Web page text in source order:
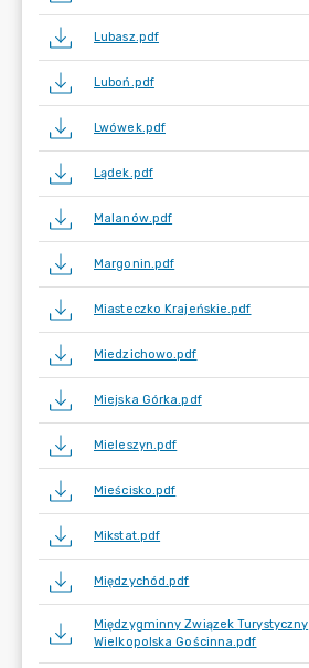
Lubasz.pdf
Luboń.pdf
Lwówek.pdf
Lądek.pdf
Malanów.pdf
Margonin.pdf
Miasteczko Krajeńskie.pdf
Miedzichowo.pdf
Miejska Górka.pdf
Mieleszyn.pdf
Mieścisko.pdf
Mikstat.pdf
Międzychód.pdf
Międzygminny Związek Turystyczny
Wielkopolska Gościnna.pdf